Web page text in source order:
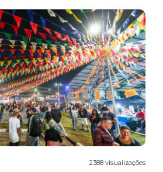
2388 visualizações